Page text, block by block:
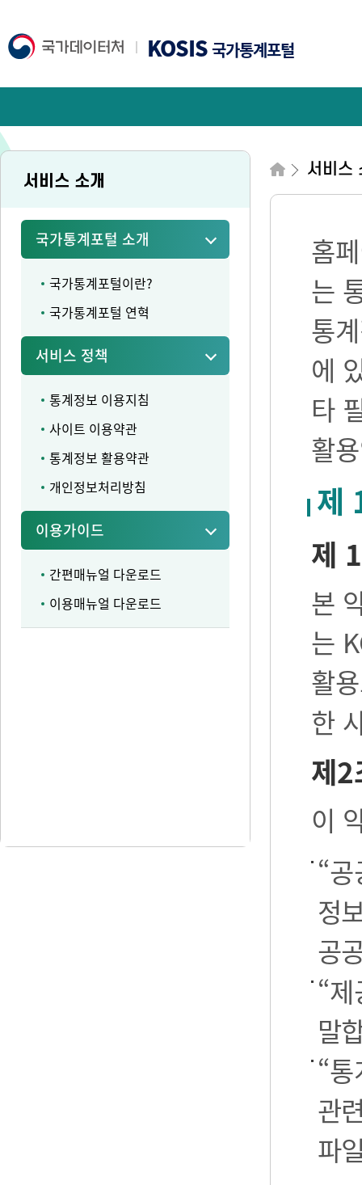
KOSIS국가통계포털
서비스 소개
국가통계포털 소개
국가통계포털이란?
국가통계포털 연혁
서비스 정책
통계정보 이용지침
사이트 이용약관
통계정보 활용약관
개인정보처리방침
이용가이드
간편매뉴얼 다운로드
이용매뉴얼 다운로드
서비스
홈
는
통
에
타
활
제
제
본
는
활
한
제2
이
“
정
공
“
말
“
관
파